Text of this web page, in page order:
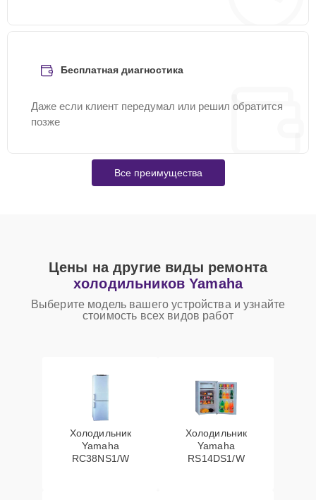
Бесплатная диагностика
Даже если клиент передумал или решил обратится
позже
Все преимущества
Цены на другие виды ремонта
холодильников Yamaha
Выберите модель вашего устройства и узнайте
стоимость всех видов работ
Холодильник
Yamaha
RC38NS1/W
Холодильник
Yamaha
RS14DS1/W